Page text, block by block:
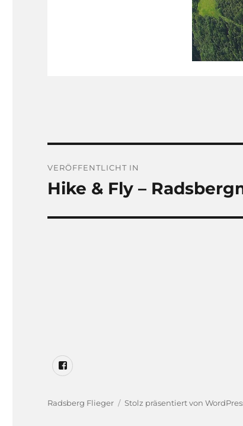
VERÖFFENTLICHT IN
Hike & Fly –
Radsberg
Radsberg Flieger Stolz präsentiert von